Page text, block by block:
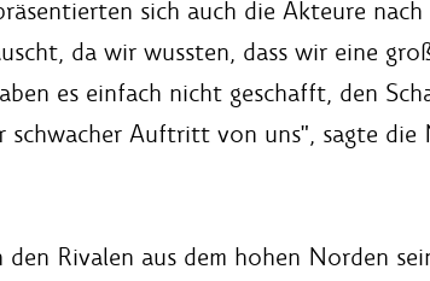
sich auch die Akteure nach
da wir wussten, dass wir eine
es einfach nicht geschafft, den
schwacher Auftritt von uns", sagte die
Rivalen aus dem hohen Norden